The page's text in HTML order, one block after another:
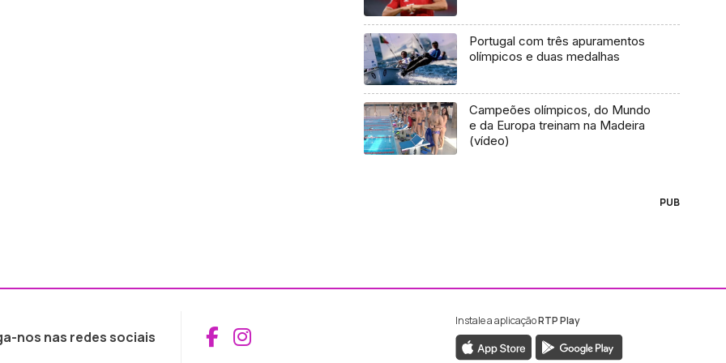
Portugal com três apuramentos
olímpicos e duas medalhas
Campeões olímpicos, do Mundo
e da Europa treinam na Madeira
(vídeo)
PUB
nos nas redes sociais Aceder ao Facebook da RTP Madeira
Aceder ao Instagram da RTP Madeira
Instale a aplicaçãoRTP Play